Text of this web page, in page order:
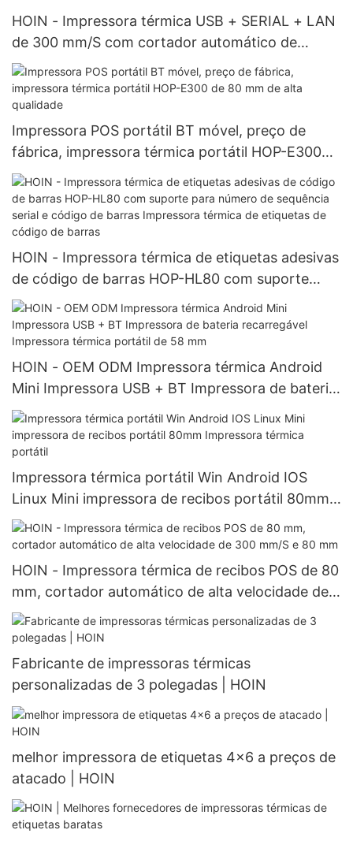
HOIN - Impressora térmica USB + SERIAL + LAN
de 300 mm/S com cortador automático de
velocidade, mini impressora térmica de recibos
de 58 mm e 80 mm
Impressora POS portátil BT móvel, preço de
fábrica, impressora térmica portátil HOP-E300
de 80 mm de alta qualidade
HOIN - Impressora térmica de etiquetas adesivas
de código de barras HOP-HL80 com suporte
para número de sequência serial e código de
barras Impressora térmica de etiquetas de
código de barras
HOIN - OEM ODM Impressora térmica Android
Mini Impressora USB + BT Impressora de bateria
recarregável Impressora térmica portátil de 58
mm
Impressora térmica portátil Win Android IOS
Linux Mini impressora de recibos portátil 80mm
Impressora térmica portátil
HOIN - Impressora térmica de recibos POS de 80
mm, cortador automático de alta velocidade de
300 mm/S e 80 mm
Fabricante de impressoras térmicas
personalizadas de 3 polegadas | HOIN
melhor impressora de etiquetas 4x6 a preços de
atacado | HOIN